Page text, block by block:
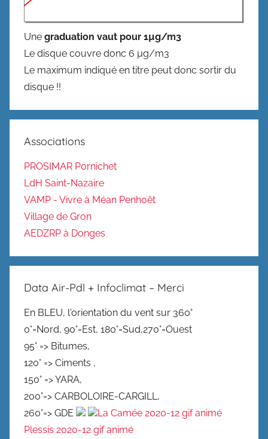
Une graduation vaut pour 1µg/m3
Le disque couvre donc 6 µg/m3
Le maximum indiqué en titre peut donc sortir du
disque !!
Associations
PROSIMAR Pornichet
LdH Saint-Nazaire
VAMP - Vivre à Méan Penhoët
Village de Gron
AEDZRP à Donges
Data Air-Pdl + Infoclimat – Merci
En BLEU, l'orientation du vent sur 360°
0°=Nord, 90°=Est, 180°=Sud,270°=Ouest
95° => Bitumes,
120° => Ciments ,
150° => YARA,
200°=> CARBOLOIRE-CARGILL,
260°=> GDE
La Camée 2020-12 gif animé
Plessis 2020-12 gif animé